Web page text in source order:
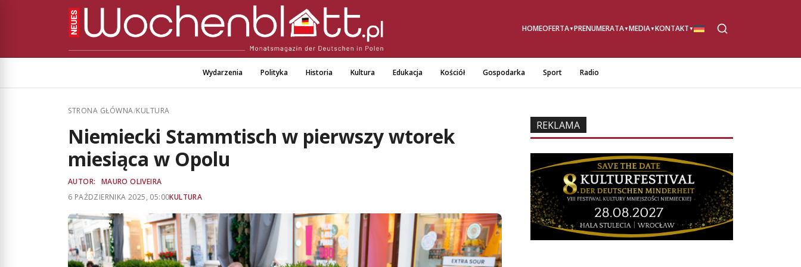
HOMEOFERTA PRENUMERATA MEDIA KONTAKT
Wydarzenia Polityka Historia Kultura Edukacja Kościół Gospodarka Sport Radio
STRONA GŁÓWNA/KULTURA
Niemiecki Stammtisch w pierwszy wtorek
miesiąca w Opolu
AUTOR:
MAURO OLIVEIRA
6 PAŹDZIERNIKA 2025, 05:00KULTURA
REKLAMA